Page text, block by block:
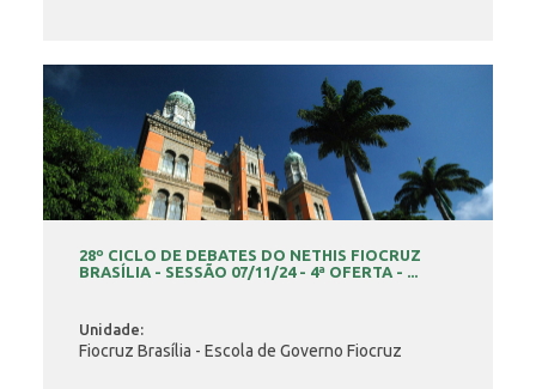
28º CICLO DE DEBATES DO NETHIS FIOCRUZ
BRASÍLIA - SESSÃO 07/11/24 - 4ª OFERTA - ...
Unidade:
Fiocruz Brasília - Escola de Governo Fiocruz